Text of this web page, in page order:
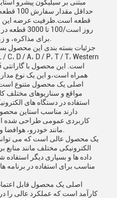
مبتنی بر سیلیکون پیشرو
جزئیات بسته بندی این محصول
همراه است،و این یک نوع
مواقع و سناریوهای مختلف
استفاده در دستگاه های
دارند مناسب استاین
کاربردی عمومی طراحی شده
الکترونیکی مختلف مانند
مناسب برای استفاده در برنامه
کارآمد است که عملکرد عالی را